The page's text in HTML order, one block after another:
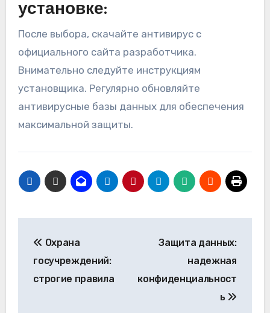
установке:
После выбора, скачайте антивирус с
официального сайта разработчика.
Внимательно следуйте инструкциям
установщика. Регулярно обновляйте
антивирусные базы данных для обеспечения
максимальной защиты.
по
записям
Охрана
госучреждений:
строгие правила
Защита данных:
надежная
конфиденциальност
ь